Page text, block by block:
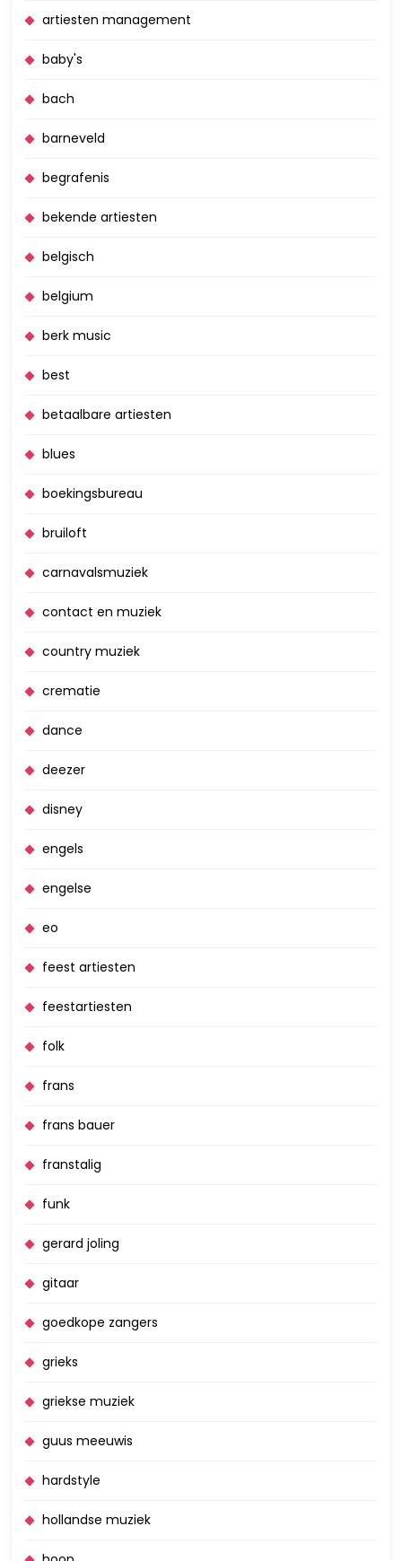
artiesten management
baby's
bach
barneveld
begrafenis
bekende artiesten
belgisch
belgium
berk music
best
betaalbare artiesten
blues
boekingsbureau
bruiloft
carnavalsmuziek
contact en muziek
country muziek
crematie
dance
deezer
disney
engels
engelse
eo
feest artiesten
feestartiesten
folk
frans
frans bauer
franstalig
funk
gerard joling
gitaar
goedkope zangers
grieks
griekse muziek
guus meeuwis
hardstyle
hollandse muziek